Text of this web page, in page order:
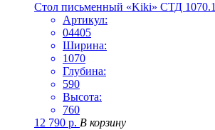
Стол письменный «Kiki» СТД 1070.1
Артикул:
04405
Ширина:
1070
Глубина:
590
Высота:
760
12 790 р. В корзину